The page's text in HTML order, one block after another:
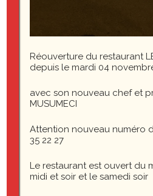
Réouverture du restaurant
depuis le mardi 04
avec son nouveau chef et
MUSUMECI
Attention nouveau numéro
35 22 27
Le restaurant est ouvert du
midi et soir et le samedi soir